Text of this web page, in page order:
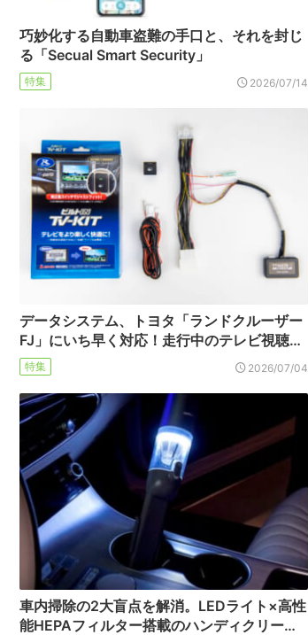
巧妙化する自動車盗難の手口と、それを封じ
る「Secual Smart Security」
特集 2026/07/14
データシステム、トヨタ「ランドクルーザー
FJ」にいち早く対応！走行中のテレビ視聴…
特集 2026/07/04
車内掃除の2大盲点を解消。LEDライト×高性
能HEPAフィルター搭載のハンディクリー…